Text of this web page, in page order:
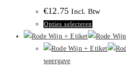
optie
gekozen
worden
€12.75 Incl. Btw
Opties selecteren
product
heeft
weergave